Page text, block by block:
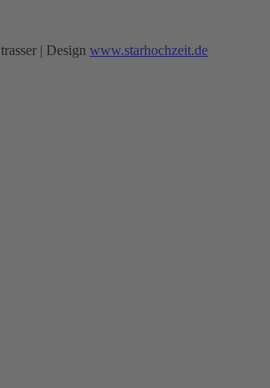
| Design www.starhochzeit.de